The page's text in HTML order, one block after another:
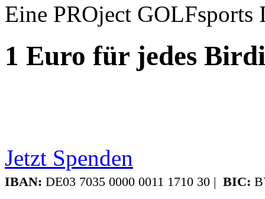
Eine PROject GOLFsports
1 Euro für jedes
Jetzt Spenden
IBAN: DE03 7035 0000 0011 1710 30 | BIC: